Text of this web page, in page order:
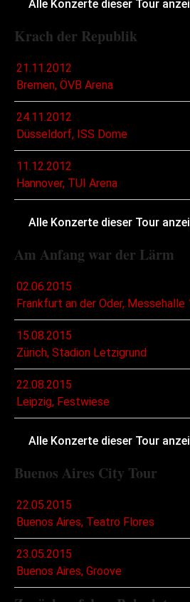
Alle Konzerte dieser Tour
Krach der Republik
21.11.2012
Bremen, ÖVB Arena
24.11.2012
Düsseldorf, ISS Dome
11.12.2012
Hannover, TUI Arena
Alle Konzerte dieser Tour
Am Anfang war der Lärm
02.06.2015
Frankfurt an der Oder, Messehalle
15.08.2015
Zürich, Stadion Letzigrund
22.08.2015
Leipzig, Festwiese
Alle Konzerte dieser Tour
Buenos Aires City Tour
22.05.2015
Buenos Aires, Teatro Flores
23.05.2015
Buenos Aires, Groove